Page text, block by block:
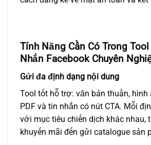
Tính Năng Cần Có Trong
Nhắn Facebook Chuyên
Gửi đa định dạng nội dung
Tool tốt hỗ trợ: văn bản thuần, hình
PDF và tin nhắn có nút CTA. Mỗi
với mục tiêu chiến dịch khác nhau,
khuyến mãi đến gửi catalogue sản